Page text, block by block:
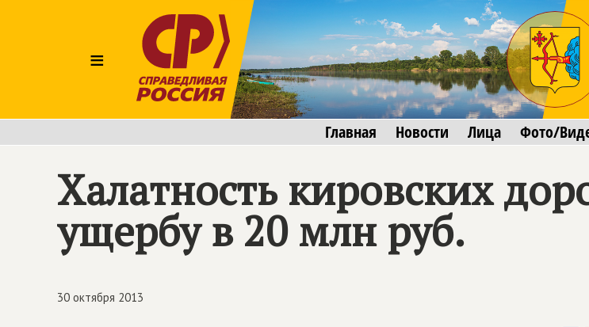
≡
Главная Новости Лица Фото/
Халатность кировских
ущербу в 20 млн руб.
30 октября 2013